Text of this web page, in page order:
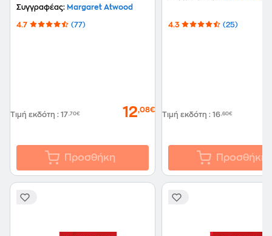
Συγγραφέας: Margaret Atwood
4.7 (77)
Τιμή εκδότη : 17,70€ 12,08€
Προσθήκη
4.3 (25)
Τιμή εκδότη : 16,60€
Προσθήκη